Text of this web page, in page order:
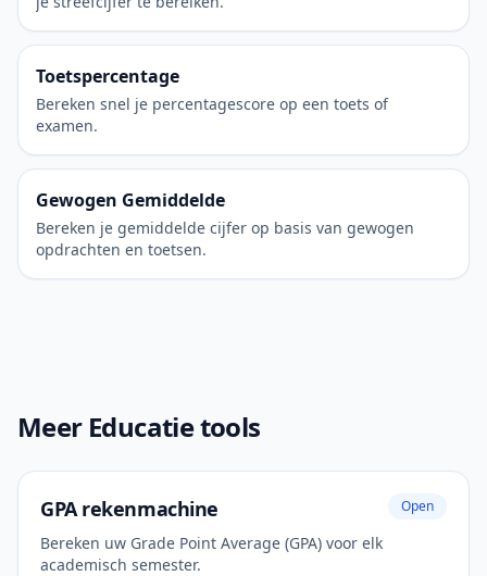
Toetspercentage
Bereken snel je percentagescore op een toets of
examen.
Gewogen Gemiddelde
Bereken je gemiddelde cijfer op basis van gewogen
opdrachten en toetsen.
Meer Educatie tools
GPA rekenmachine Open
Bereken uw Grade Point Average (GPA) voor elk
academisch semester.